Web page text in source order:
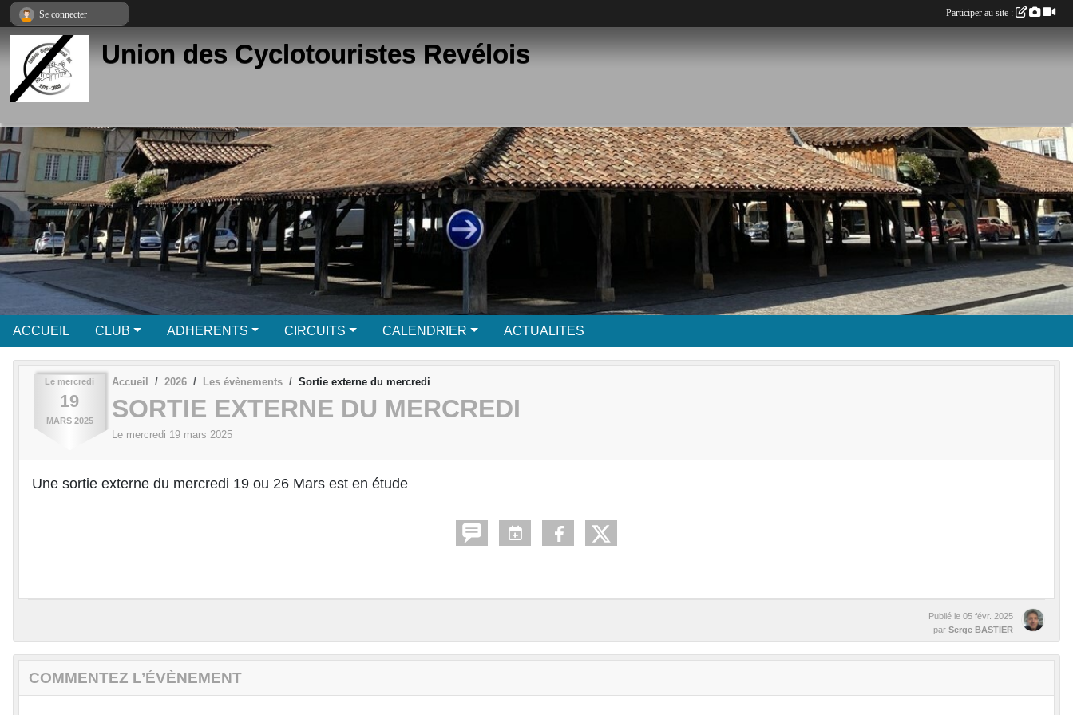
Union des Cyclotouristes Revélois
ACCUEIL CLUB ADHERENTS CIRCUITS CALENDRIER ACTUALITES
Le mercredi
19
MARS 2025
Accueil 2026 Les évènements Sortie externe du mercredi
SORTIE EXTERNE DU MERCREDI
Le mercredi 19 mars 2025
Une sortie externe du mercredi 19 ou 26 Mars est en étude
Publié le 05 févr. 2025
par Serge BASTIER
COMMENTEZ L’ÉVÈNEMENT
Se connecter Participer au site :
Panneau de gestion des cookies